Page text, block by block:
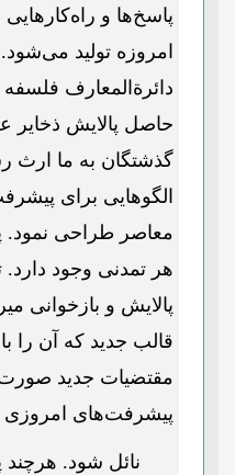
پاسخ‌ها و
امروزه تولید می‌شود.
دائرة‌المعارف
حاصل پالایش ذخایر
گذشتگان به ما ارث
الگوهایی برای
معاصر طراحی نمود.
هر تمدنی وجود دارد.
پالایش و بازخوانی
قالب جدید که آن را
مقتضیات جدید صورت
پیشرفت‌های امروزی
نائل شود.